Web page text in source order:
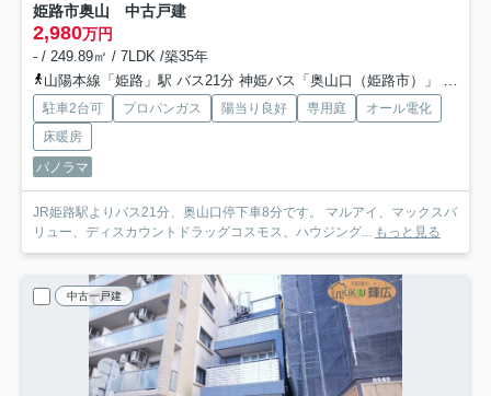
姫路市奥山 中古戸建
2,980万円
- / 249.89㎡ / 7LDK /築35年
山陽本線「姫路」駅 バス21分 神姫バス「奥山口（姫路市）」 停歩8分
駐車2台可 プロパンガス 陽当り良好 専用庭
オール電化
床暖房
パノラマ
JR姫路駅よりバス21分、奥山口停下車8分です。 マルアイ、マックスバ
リュー、ディスカウントドラッグコスモス、ハウジング... もっと見る
中古一戸建